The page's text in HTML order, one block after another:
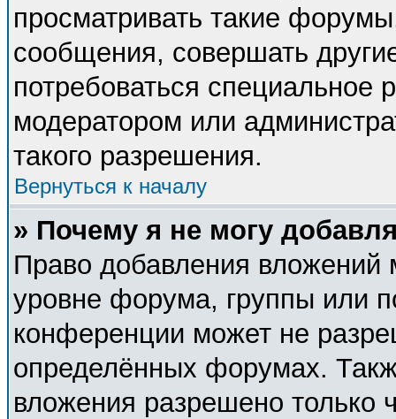
просматривать такие
сообщения, совершать
потребоваться специальное
модератором или
такого разрешения.
Вернуться к началу
» Почему я не могу
Право добавления вложений
уровне форума, группы или
конференции может не
определённых форумах.
вложения разрешено только